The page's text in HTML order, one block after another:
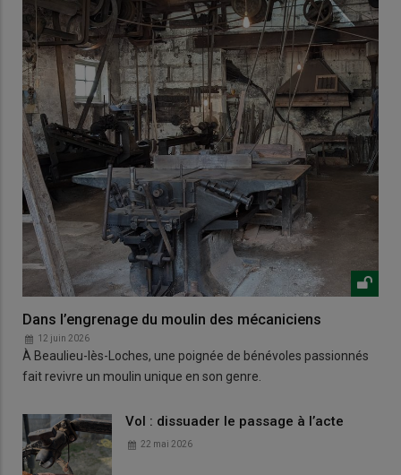
Dans l’engrenage du moulin des mécaniciens
12 juin 2026
À Beaulieu-lès-Loches, une poignée de bénévoles passionnés
fait revivre un moulin unique en son genre.
Vol : dissuader le passage à l’acte
22 mai 2026